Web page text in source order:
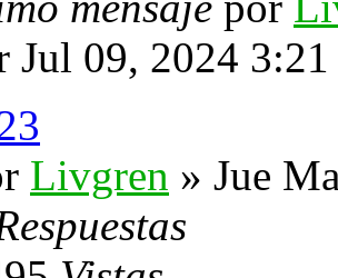
Jul 09, 2024
Livgren » Jue